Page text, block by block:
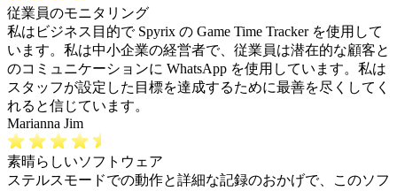
従業員のモニタリング
私はビジネス目的で Spyrix の Game Time Tracker を使用して
います。私は中小企業の経営者で、従業員は潜在的な顧客と
のコミュニケーションに WhatsApp を使用しています。私は
スタッフが設定した目標を達成するために最善を尽くしてく
れると信じています。
Marianna Jim
素晴らしいソフトウェア
ステルスモードでの動作と詳細な記録のおかげで、このソフ